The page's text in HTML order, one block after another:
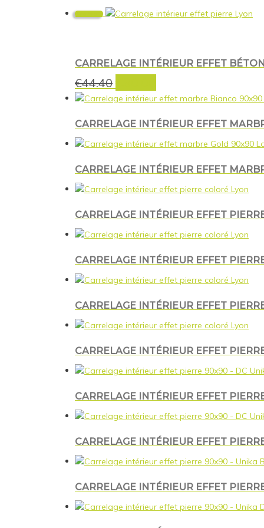
était :
est :
Promo !
CARRELAGE INTÉRIEUR EFFET
€44.40Le
prix
était :
prix
est :
CARRELAGE INTÉRIEUR EFFET
CARRELAGE INTÉRIEUR EFFET
CARRELAGE INTÉRIEUR EFFET
CARRELAGE INTÉRIEUR EFFET
CARRELAGE INTÉRIEUR EFFET
CARRELAGE INTÉRIEUR EFFET
CARRELAGE INTÉRIEUR EFFET
CARRELAGE INTÉRIEUR EFFET
CARRELAGE INTÉRIEUR EFFET